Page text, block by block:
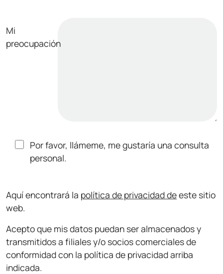
Mi
preocupación
Por favor, llámeme, me gustaría una consulta
personal.
Aquí encontrará la política de privacidad deeste sitio
web.
Acepto que mis datos puedan ser almacenados y
transmitidos a filiales y/o socios comerciales de
conformidad con la política de privacidad arriba
indicada.